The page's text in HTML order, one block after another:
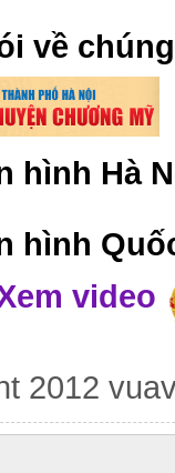
về
hình Hà
hình
video
2012